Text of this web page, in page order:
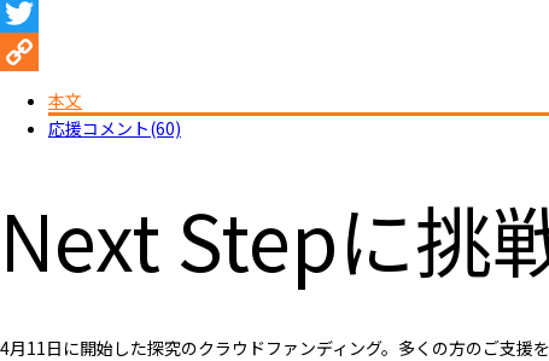
Facebook
Twitter
Link
本文
応援コメント(60)
Next Stepに挑
4月11日に開始した探究のクラウドファンディング。多くの方のご支援